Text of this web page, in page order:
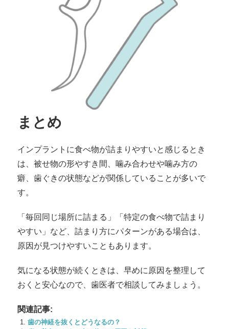
まとめ
インプラントに食べ物が詰まりやすいと感じるとき
は、被せ物の形やすき間、噛み合わせや噛み方の
癖、歯ぐきの状態などが関係していることが多いで
す。
「毎回同じ場所に詰まる」「特定の食べ物で詰まり
やすい」など、詰まり方にパターンがある場合は、
原因が見つけやすいこともあります。
気になる状態が続くときは、早めに原因を整理して
おくと安心なので、歯医者で相談してみましょう。
関連記事:
歯の神経を抜くとどうなるの？